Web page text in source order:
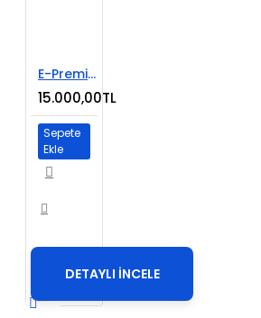
E-Premium Paket
15.000,00TL
Sepete
Ekle
DETAYLI İNCELE